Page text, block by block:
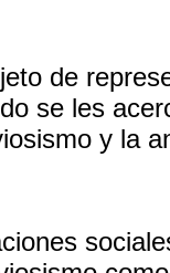
de
se les
y la